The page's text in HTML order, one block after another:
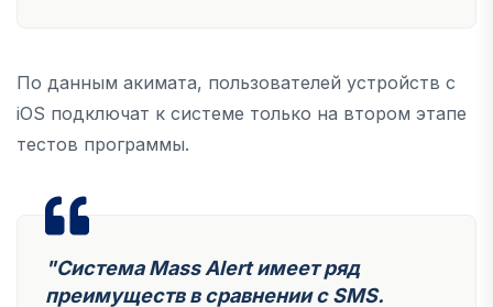
По данным акимата, пользователей устройств с
iOS подключат к системе только на втором этапе
тестов программы.
"Система Mass Alert имеет ряд
преимуществ в сравнении с SMS.